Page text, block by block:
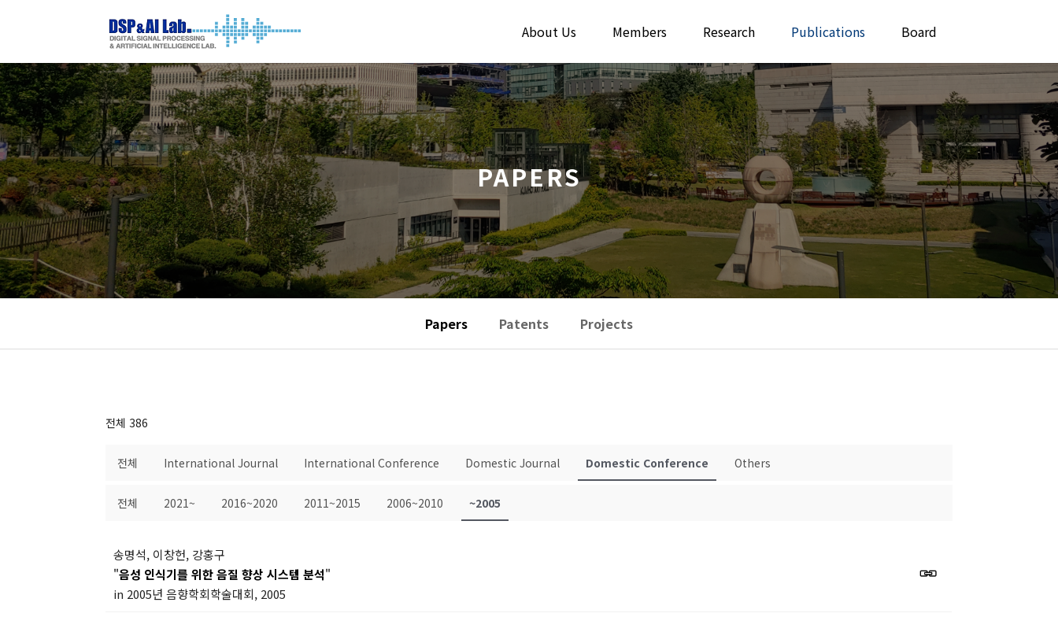
About Us Members Research Publications Board
PAPERS
Papers Patents Projects
전체 386
전체 International Journal International Conference Domestic Journal Domestic Conference Others
전체 2021~ 2016~2020 2011~2015 2006~2010 ~2005
송명석, 이창헌, 강홍구
"음성 인식기를 위한 음질 향상 시스템 분석"
in 2005년 음향학회학술대회, 2005